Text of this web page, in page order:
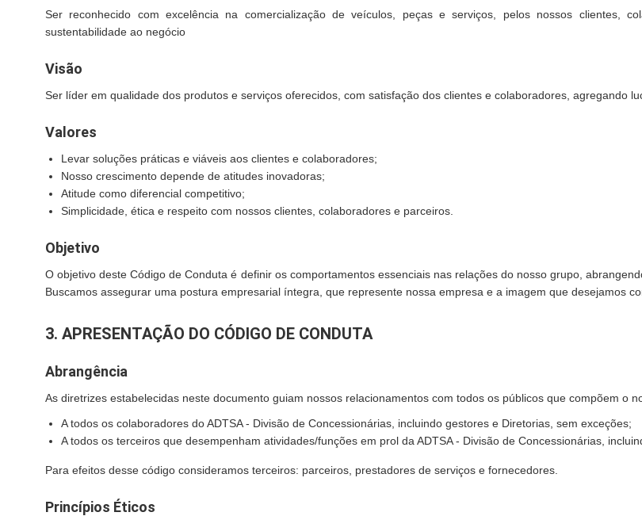
Ser reconhecido com excelência na comercialização de veículos, peças e serviços, pelos nossos clientes,
sustentabilidade ao negócio
Visão
Ser líder em qualidade dos produtos e serviços oferecidos, com satisfação dos clientes e colaboradores, agregando
Valores
Levar soluções práticas e viáveis aos clientes e colaboradores;
Nosso crescimento depende de atitudes inovadoras;
Atitude como diferencial competitivo;
Simplicidade, ética e respeito com nossos clientes, colaboradores e parceiros.
Objetivo
O objetivo deste Código de Conduta é definir os comportamentos essenciais nas relações do nosso grupo,
Buscamos assegurar uma postura empresarial íntegra, que represente nossa empresa e a imagem que desejamos
3. APRESENTAÇÃO DO CÓDIGO DE CONDUTA
Abrangência
As diretrizes estabelecidas neste documento guiam nossos relacionamentos com todos os públicos que compõem o
A todos os colaboradores do ADTSA - Divisão de Concessionárias, incluindo gestores e Diretorias, sem exceções;
A todos os terceiros que desempenham atividades/funções em prol da ADTSA - Divisão de Concessionárias,
Para efeitos desse código consideramos terceiros: parceiros, prestadores de serviços e fornecedores.
Princípios Éticos